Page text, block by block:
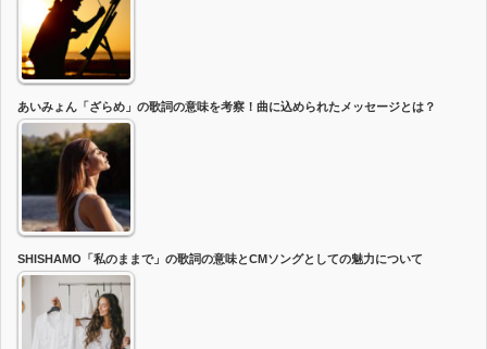
あいみょん「ざらめ」の歌詞の意味を考察！曲に込められたメッセージとは？
SHISHAMO「私のままで」の歌詞の意味とCMソングとしての魅力について